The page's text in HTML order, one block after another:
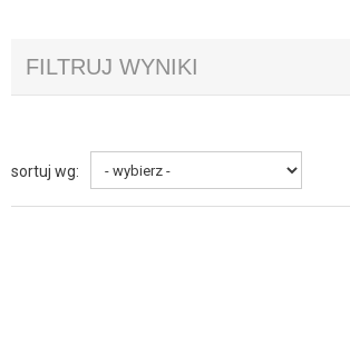
FILTRUJ WYNIKI
sortuj wg: